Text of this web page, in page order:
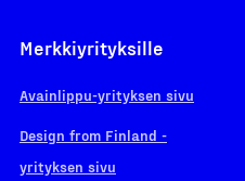
Merkkiyrityksille
Avainlippu-yrityksen sivu
Design from Finland -
yrityksen sivu